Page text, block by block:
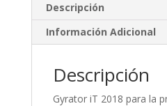
Descripción
Información Adicional
Descripción
Gyrator iT 2018 para la